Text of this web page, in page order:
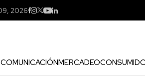
2026
COMUNICACIÓNMERCADEO